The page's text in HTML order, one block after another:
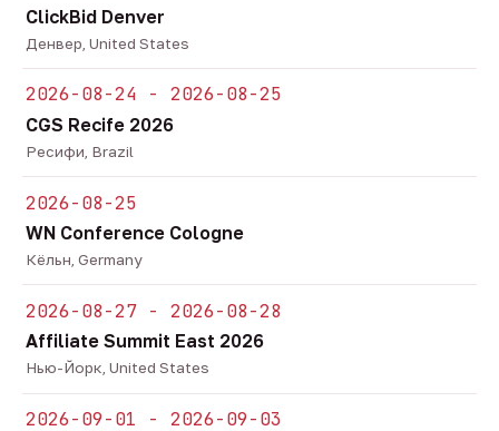
ClickBid Denver
Денвер, United States
2026-08-24 - 2026-08-25
CGS Recife 2026
Ресифи, Brazil
2026-08-25
WN Conference Cologne
Кёльн, Germany
2026-08-27 - 2026-08-28
Affiliate Summit East 2026
Нью-Йорк, United States
2026-09-01 - 2026-09-03